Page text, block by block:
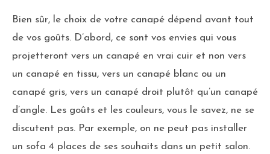
Bien sûr, le choix de votre canapé dépend avant tout
de vos goûts. D’abord, ce sont vos envies qui vous
projetteront vers un canapé en vrai cuir et non vers
un canapé en tissu, vers un canapé blanc ou un
canapé gris, vers un canapé droit plutôt qu’un canapé
d’angle. Les goûts et les couleurs, vous le savez, ne se
discutent pas. Par exemple, on ne peut pas installer
un sofa 4 places de ses souhaits dans un petit salon.